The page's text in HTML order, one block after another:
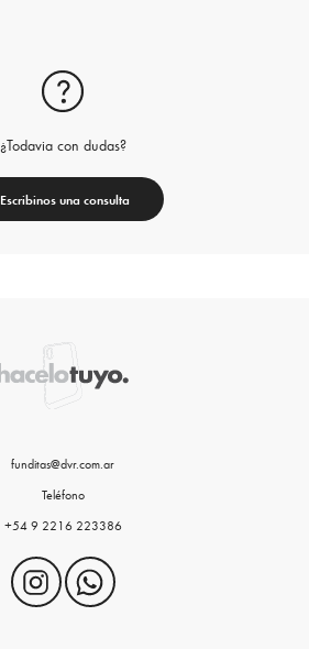
¿Todavia con dudas?
Escribinos una consulta
funditas@dvr.com.ar
Teléfono
+54 9 2216 223386